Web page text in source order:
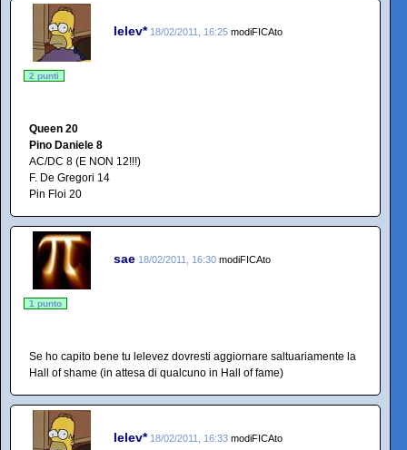
lelev* 18/02/2011, 16:25 modiFICAto
2 punti
Queen 20
Pino Daniele 8
AC/DC 8 (E NON 12!!!)
F. De Gregori 14
Pin Floi 20
sae 18/02/2011, 16:30 modiFICAto
1 punto
Se ho capito bene tu lelevez dovresti aggiornare saltuariamente la
Hall of shame (in attesa di qualcuno in Hall of fame)
lelev* 18/02/2011, 16:33 modiFICAto